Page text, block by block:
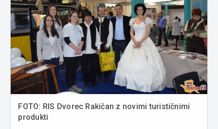
FOTO: RIS Dvorec Rakičan z novimi turističnimi
produkti